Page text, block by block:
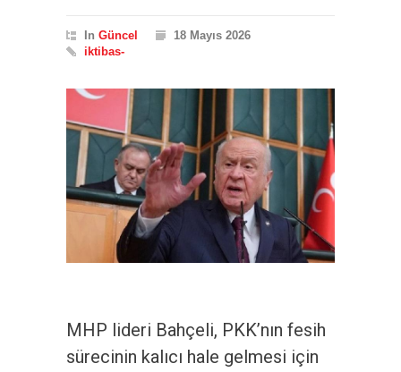
In Güncel
18 Mayıs 2026
iktibas-
MHP lideri Bahçeli, PKK’nın fesih
sürecinin kalıcı hale gelmesi için